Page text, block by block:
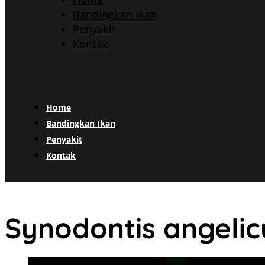
Bandingkan Ikan
Penyakit
Kontak
Home
Bandingkan Ikan
Penyakit
Kontak
Synodontis